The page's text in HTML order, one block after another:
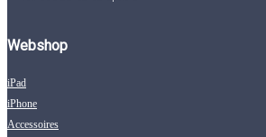
Webshop
iPad
iPhone
Accessoires